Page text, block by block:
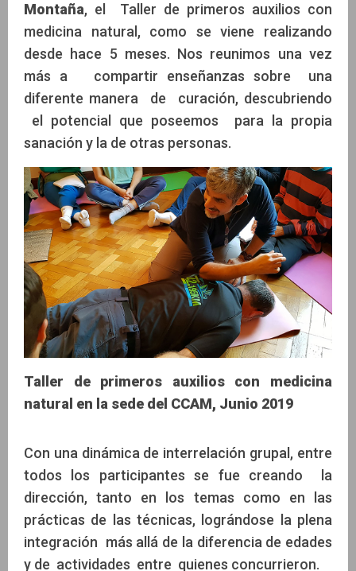
Montaña, el Taller de primeros auxilios con
medicina natural, como se viene realizando
desde hace 5 meses. Nos reunimos una vez
más a compartir enseñanzas sobre una
diferente manera de curación, descubriendo
el potencial que poseemos para la propia
sanación y la de otras personas.
Taller de primeros auxilios con medicina
natural en la sede del CCAM, Junio 2019
Con una dinámica de interrelación grupal, entre
todos los participantes se fue creando la
dirección, tanto en los temas como en las
prácticas de las técnicas, lográndose la plena
integración más allá de la diferencia de edades
y de actividades entre quienes concurrieron.